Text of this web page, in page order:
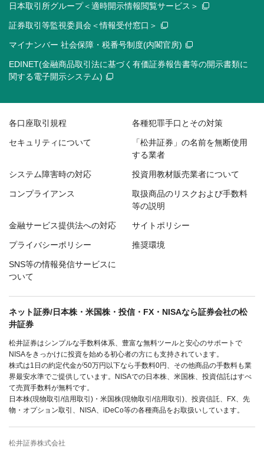
日本取引所グループ＜適時開示情報閲覧サービス＞
証券取引等監視委員会＜情報受付窓口＞
マイナンバー 社会保障・税番号制度(内閣官房)
EDINET(金融商品取引法に基づく有価証券報告書等の開示書類に
関する電子開示システム)
各口座取引規程 各種犯罪手口とその対策
セキュリティについて
「松井証券」の名前を無断使用
する業者
システム障害時の対応 投資用教材販売業者について
コンプライアンス
取扱商品のリスクおよび手数料
等の説明
金融サービス提供法への対応 サイトポリシー
プライバシーポリシー 推奨環境
SNS等の情報発信サービスに
ついて
ネット証券/日本株・米国株・投信・FX・NISAなら証券会社の松
井証券
松井証券はシンプルな手数料体系、豊富な無料ツールと安心のサポートで
NISAをきっかけに投資を始める初心者の方にも支持されています。
株式は1日の約定代金が50万円以下なら手数料0円、その他商品の手数料も業
界最安水準でご提供しています。NISAでの日本株、米国株、投資信託はすべ
て売買手数料が無料です。
日本株(現物取引/信用取引)・米国株(現物取引/信用取引)、投資信託、FX、先
物・オプション取引、NISA、iDeCo等の各種商品をお取扱いしています。
松井証券株式会社